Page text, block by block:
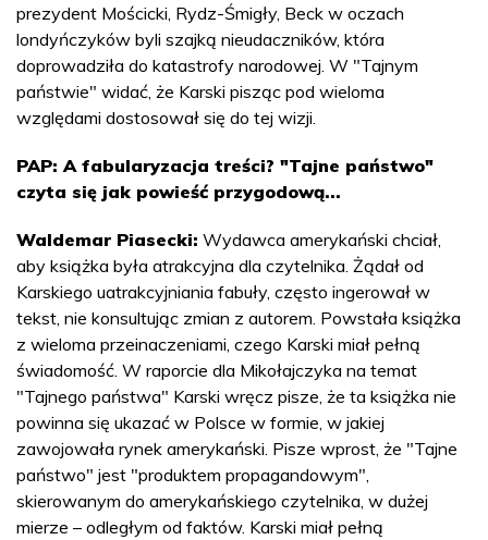
prezydent Mościcki, Rydz-Śmigły, Beck w oczach
londyńczyków byli szajką nieudaczników, która
doprowadziła do katastrofy narodowej. W "Tajnym
państwie" widać, że Karski pisząc pod wieloma
względami dostosował się do tej wizji.
PAP: A fabularyzacja treści? "Tajne państwo"
czyta się jak powieść przygodową...
Waldemar Piasecki: Wydawca amerykański chciał,
aby książka była atrakcyjna dla czytelnika. Żądał od
Karskiego uatrakcyjniania fabuły, często ingerował w
tekst, nie konsultując zmian z autorem. Powstała książka
z wieloma przeinaczeniami, czego Karski miał pełną
świadomość. W raporcie dla Mikołajczyka na temat
"Tajnego państwa" Karski wręcz pisze, że ta książka nie
powinna się ukazać w Polsce w formie, w jakiej
zawojowała rynek amerykański. Pisze wprost, że "Tajne
państwo" jest "produktem propagandowym",
skierowanym do amerykańskiego czytelnika, w dużej
mierze – odległym od faktów. Karski miał pełną